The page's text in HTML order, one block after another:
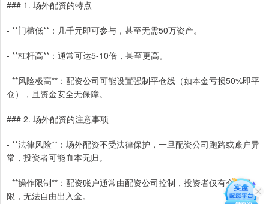
### 1. 场外配资的特点
- **门槛低**：几千元即可参与，甚至无需50万资产。
- **杠杆高**：通常可达5-10倍，甚至更高。
- **风险极高**：配资公司可能设置强制平仓线（如本金亏损50%即平
仓），且资金安全无保障。
### 2. 场外配资的注意事项
- **法律风险**：场外配资不受法律保护，一旦配资公司跑路或账户异
常，投资者可能血本无归。
- **操作限制**：配资账户通常由配资公司控制，投资者仅有交易权
限，无法自由出入金。